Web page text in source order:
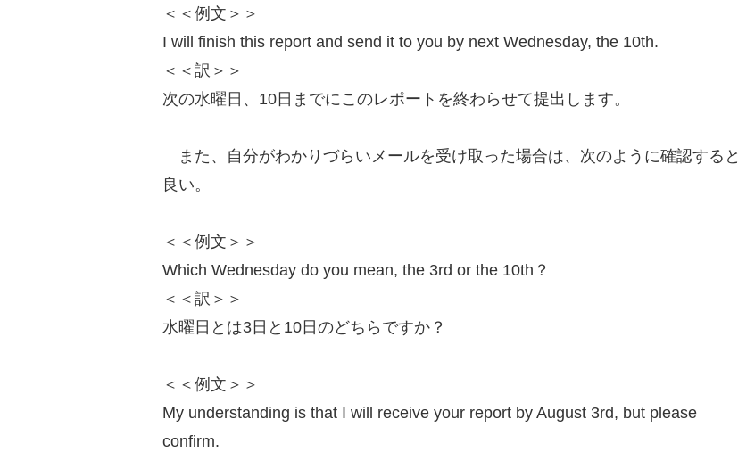
＜＜例文＞＞
I will finish this report and send it to you by next Wednesday, the 10th.
＜＜訳＞＞
次の水曜日、10日までにこのレポートを終わらせて提出します。
また、自分がわかりづらいメールを受け取った場合は、次のように確認すると
良い。
＜＜例文＞＞
Which Wednesday do you mean, the 3rd or the 10th？
＜＜訳＞＞
水曜日とは3日と10日のどちらですか？
＜＜例文＞＞
My understanding is that I will receive your report by August 3rd, but please
confirm.